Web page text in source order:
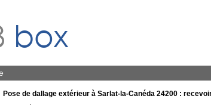
box
Pose de dallage extérieur à Sarlat-la-Canéda 24200 :